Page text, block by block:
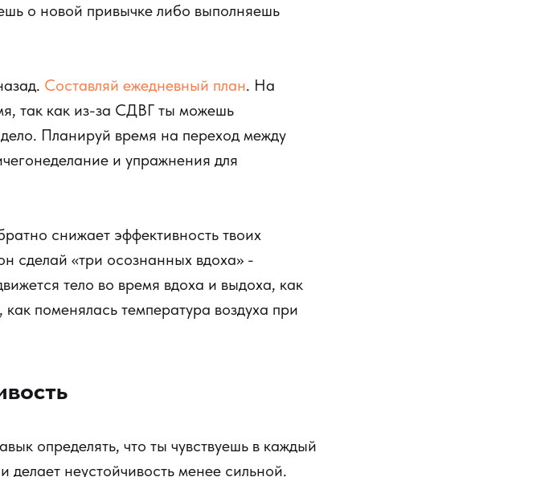
о новой привычке либо выполняешь
Составляй ежедневный план. На
так как из-за СДВГ ты можешь
Планируй время на переход между
и упражнения для
снижает эффективность твоих
сделай «три осознанных вдоха» -
тело во время вдоха и выдоха, как
поменялась температура воздуха при
определять, что ты чувствуешь в каждый
неустойчивость менее сильной.